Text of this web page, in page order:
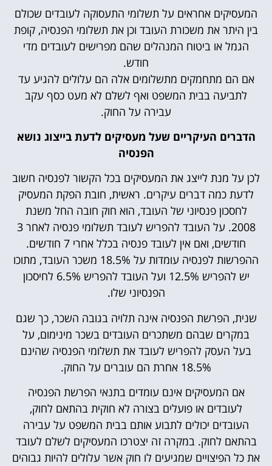
המעסיקים אחראים על תשלומי התעסוקה לעובדים שכולם
בין היתר את משכורת העובד וכן את תשלומי הפנסיה, קופת
הגמל או ביטוח המנהלים שהם מפרישים לעובדים מדי
חודש.
אם הם מתחמקים מתשלומים אלה הם עלולים להגיע עד
לתביעה בבית המשפט ואף לשלם לא מעט כסף עקב
עבירה על החוק.
הדברים העיקריים שעל מעסיקים לדעת בייצוג נושא
הפנסיה
לכן על מנת לייצג את המעסיקים בכל הקשור לפנסיה חשוב
לדעת כמה דברים עיקרים. ראשית, חובת הפקת המעסיק
לחסכון פנסיוני של העובד, הוא חוק חובה החל משנת
2008. על העובד להפריש לעובד תשלומי פנסיה לאחר 3
חודשים, ואם אין לעובד פנסיה בכלל אחרי 7 חודשים.
ההפרשות לפנסיה עומדות על 18.5% משכר העובד, מתוכו
יש להפריש 12.5% ועל העובד להפריש 6.5% לחיסכון
הפנסיוני שלו.
שנית, הפרשת הפנסיה אינה תלויה בגובה השכר, כך שגם
במקרים שבהם משתכרים העובדים בשכר מינימום, על
בעל העסק להפריש לעובד את תשלומי הפנסיה שהינם
18.5% אחרת הם עוברים על החוק.
אם המעסיקים אינם עומדים בתנאי הפרשת הפנסיה
לעובדים או פועלים בצורה לא חוקית בהתאם לחוק,
העובדים יכולים לתבוע אותם בבית המשפט על עבירה
בהתאם לחוק. במקרה זה יצטרכו המעסיקים לשלם לעובד
את כל הפיצויים שמגיעים לו חוק אשר עלולים להיות גבוהים